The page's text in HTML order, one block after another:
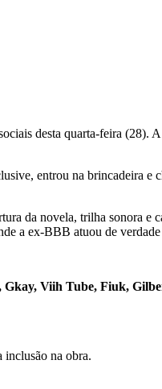
desta quarta-feira (28).
entrou na brincadeira e
da novela, trilha sonora e
a ex-BBB atuou de
Viih Tube, Fiuk,
inclusão na obra.